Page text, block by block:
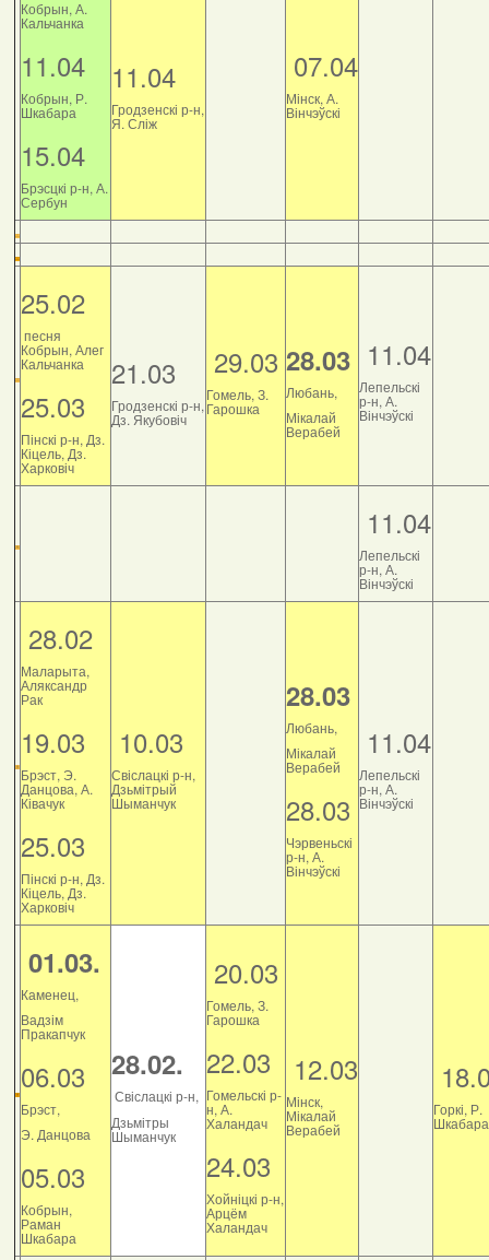
Кобрын, А.
Кальчанка
11.04
Кобрын, Р.
Шкабара
15.04
Брэсцкі р-н, А.
Сербун
11.04
Гродзенскі р-н,
Я. Сліж
07.04
Мінск, А.
Вінчэўскі
25.02
песня
Кобрын, Алег
Кальчанка
25.03
Пінскі р-н, Дз.
Кіцель, Дз.
Харковіч
21.03
Гродзенскі р-н,
Дз. Якубовіч
29.03
Гомель, З.
Гарошка
28.03
Любань,
Мікалай
Верабей
11.04
Лепельскі
р-н, А.
Вінчэўскі
11.04
Лепельскі
р-н, А.
Вінчэўскі
28.02
Маларыта,
Аляксандр
Рак
19.03
Брэст, Э.
Данцова, А.
Ківачук
25.03
Пінскі р-н, Дз.
Кіцель, Дз.
Харковіч
10.03
Свіслацкі р-н,
Дзьмітрый
Шыманчук
28.03
Любань,
Мікалай
Верабей
28.03
Чэрвеньскі
р-н, А.
Вінчэўскі
11.04
Лепельскі
р-н, А.
Вінчэўскі
01.03.
Каменец,
Вадзім
Пракапчук
06.03
Брэст,
Э. Данцова
05.03
Кобрын,
Раман
Шкабара
28.02.
Свіслацкі р-н,
Дзьмітры
Шыманчук
20.03
Гомель, З.
Гарошка
22.03
Гомельскі р-
н, А.
Халандач
24.03
Хойніцкі р-н,
Арцём
Халандач
12.03
Мінск,
Мікалай
Верабей
Горкі, Р.
Шкабара